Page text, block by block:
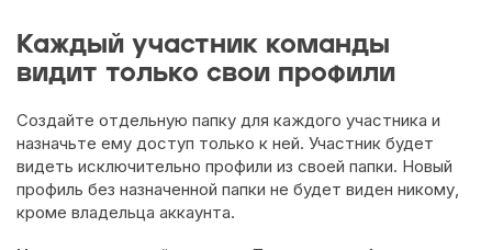
Каждый участник команды
видит только свои профили
Создайте отдельную папку для каждого участника и
назначьте ему доступ только к ней. Участник будет
видеть исключительно профили из своей папки. Новый
профиль без назначенной папки не будет виден никому,
кроме владельца аккаунта.